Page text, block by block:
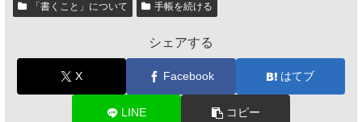
「書くこと」について 手帳を続ける
シェアする
X Facebook はてブ
LINE コピー